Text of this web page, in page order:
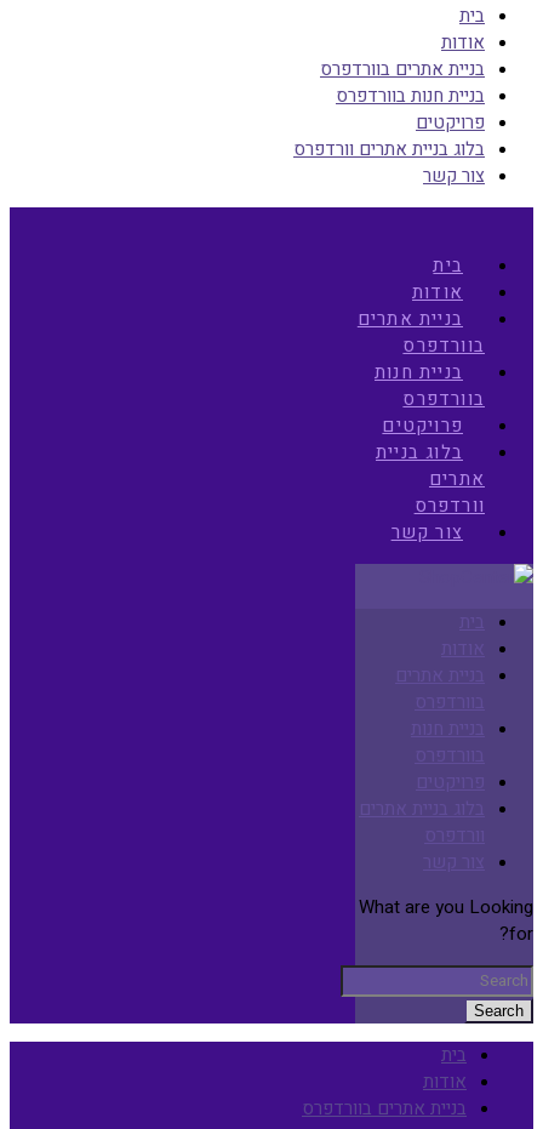
בית
אודות
בניית אתרים בוורדפרס
בניית חנות בוורדפרס
פרויקטים
בלוג בניית אתרים וורדפרס
צור קשר
בית
אודות
בניית אתרים
בוורדפרס
בניית חנות
בוורדפרס
פרויקטים
בלוג בניית
אתרים
וורדפרס
צור קשר
בית
אודות
בניית אתרים
בוורדפרס
בניית חנות
בוורדפרס
פרויקטים
בלוג בניית אתרים
וורדפרס
צור קשר
What are you Looking
for?
Search
בית
אודות
בניית אתרים בוורדפרס